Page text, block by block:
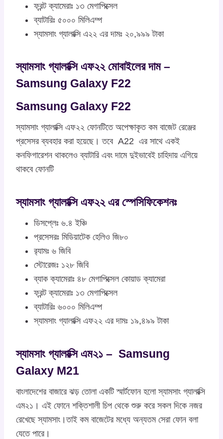
ফ্রন্ট ক্যামেরাঃ ১৩ মেগাপিক্সেল
ব্যাটারিঃ ৫০০০ মিলিএম্প
স্যামসাং গ্যালাক্সি এ২২ এর দামঃ ২০,৯৯৯ টাকা
স্যামসাং গ্যালাক্সি এফ২২ মোবাইলের দাম –
Samsung Galaxy F22
Samsung Galaxy F22
স্যামসাং গ্যালাক্সি এফ২২ ফোনটিতে অপেক্ষাকৃত কম বাজেট রেঞ্জের
প্রসেসর ব্যবহার করা হয়েছে। তবে A22 এর সাথে একই
কনফিগারেশন থাকলেও ব্যাটারি এবং দামে দুইভাবেই চাহিদায় এগিয়ে
থাকবে ফোনটি
স্যামসাং গ্যালাক্সি এফ২২ এর স্পেসিফিকেশনঃ
ডিসপ্লেঃ ৬.৪ ইঞ্চি
প্রসেসরঃ মিডিয়াটেক হেলিও জি৮০
র‍্যামঃ ৬ জিবি
স্টোরেজঃ ১২৮ জিবি
ব্যাক ক্যামেরাঃ ৪৮ মেগাপিক্সেল কোয়াড ক্যামেরা
ফ্রন্ট ক্যামেরাঃ ১৩ মেগাপিক্সেল
ব্যাটারিঃ ৬০০০ মিলিএম্প
স্যামসাং গ্যালাক্সি এফ২২ এর দামঃ ১৯,৪৯৯ টাকা
স্যামসাং গ্যালাক্সি এম২১ – Samsung
Galaxy M21
বাংলাদেশের বাজারে ঝড় তোলা একটি স্মার্টফোন হলো স্যামসাং গ্যালাক্সি
এম২১। এই ফোনে শক্তিশালী চিপ থেকে শুরু করে সকল দিকে নজর
রেখেছে স্যামসাং।তাই কম বাজেটের মধ্যে অন্যতম সেরা ফোন বলা
যেতে পারে।